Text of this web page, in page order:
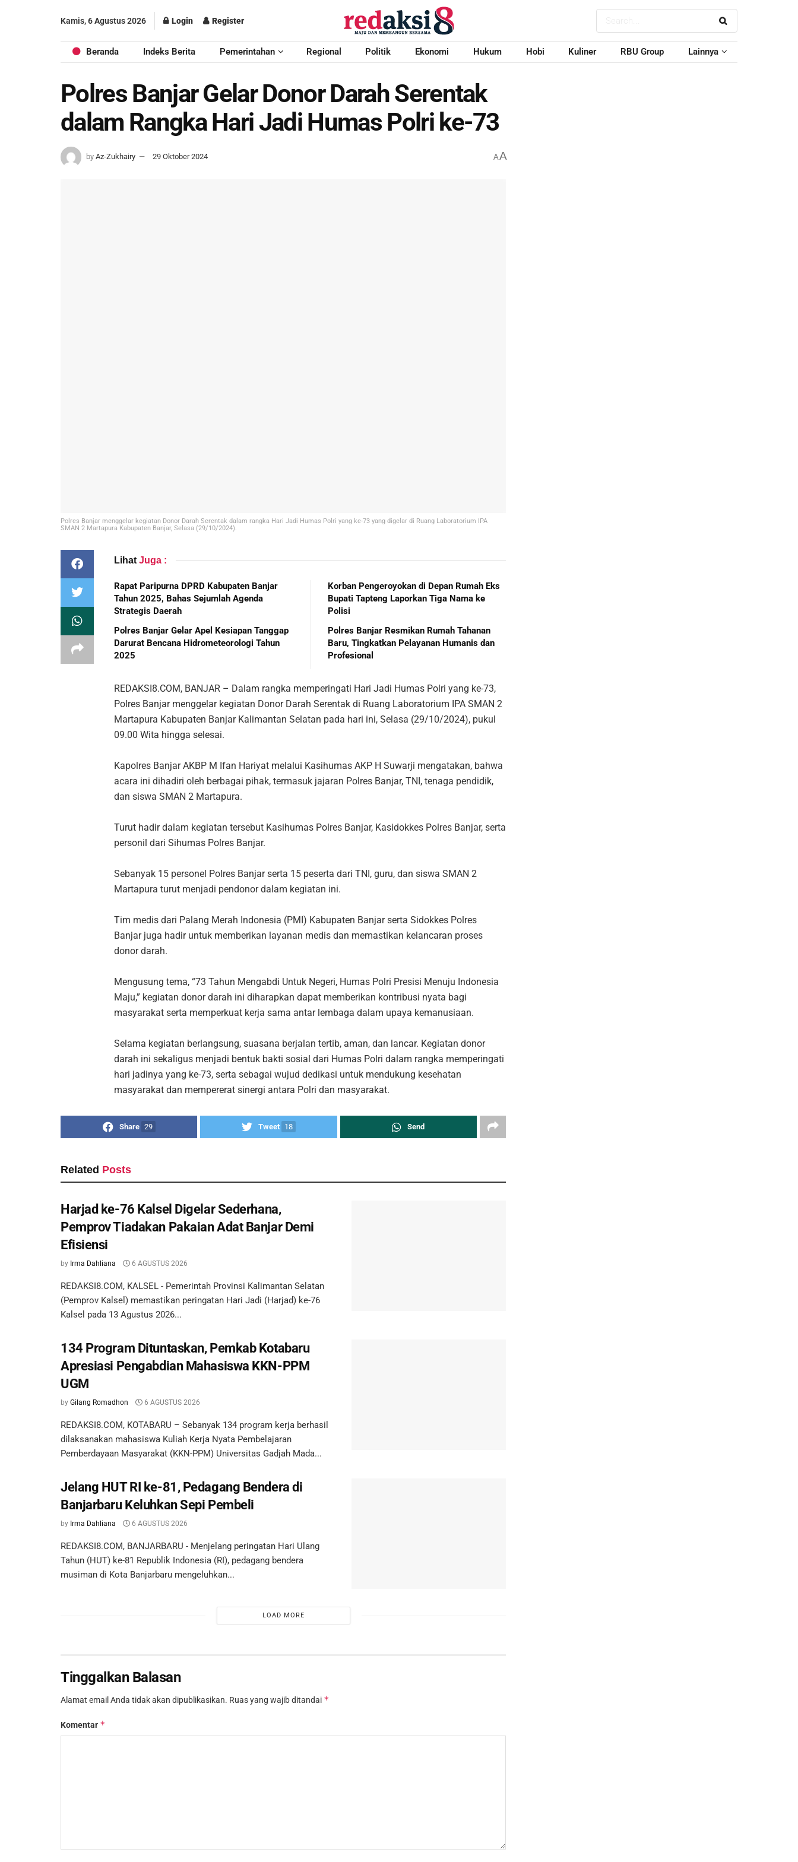
Kamis, 6 Agustus 2026 Login Register
Beranda Indeks Berita Pemerintahan Regional Politik Ekonomi Hukum Hobi Kuliner RBU Group Lainnya
Polres Banjar Gelar Donor Darah Serentak
dalam Rangka Hari Jadi Humas Polri ke-73
by Az-Zukhairy 29 Oktober 2024 AA
Polres Banjar menggelar kegiatan Donor Darah Serentak dalam rangka Hari Jadi Humas Polri yang ke-73 yang digelar di Ruang Laboratorium IPA
SMAN 2 Martapura Kabupaten Banjar, Selasa (29/10/2024).
Lihat Juga :
Rapat Paripurna DPRD Kabupaten Banjar
Tahun 2025, Bahas Sejumlah Agenda
Strategis Daerah
Polres Banjar Gelar Apel Kesiapan Tanggap
Darurat Bencana Hidrometeorologi Tahun
2025
Korban Pengeroyokan di Depan Rumah Eks
Bupati Tapteng Laporkan Tiga Nama ke
Polisi
Polres Banjar Resmikan Rumah Tahanan
Baru, Tingkatkan Pelayanan Humanis dan
Profesional
REDAKSI8.COM, BANJAR – Dalam rangka memperingati Hari Jadi Humas Polri yang ke-73,
Polres Banjar menggelar kegiatan Donor Darah Serentak di Ruang Laboratorium IPA SMAN 2
Martapura Kabupaten Banjar Kalimantan Selatan pada hari ini, Selasa (29/10/2024), pukul
09.00 Wita hingga selesai.
Kapolres Banjar AKBP M Ifan Hariyat melalui Kasihumas AKP H Suwarji mengatakan, bahwa
acara ini dihadiri oleh berbagai pihak, termasuk jajaran Polres Banjar, TNI, tenaga pendidik,
dan siswa SMAN 2 Martapura.
Turut hadir dalam kegiatan tersebut Kasihumas Polres Banjar, Kasidokkes Polres Banjar, serta
personil dari Sihumas Polres Banjar.
Sebanyak 15 personel Polres Banjar serta 15 peserta dari TNI, guru, dan siswa SMAN 2
Martapura turut menjadi pendonor dalam kegiatan ini.
Tim medis dari Palang Merah Indonesia (PMI) Kabupaten Banjar serta Sidokkes Polres
Banjar juga hadir untuk memberikan layanan medis dan memastikan kelancaran proses
donor darah.
Mengusung tema, “73 Tahun Mengabdi Untuk Negeri, Humas Polri Presisi Menuju Indonesia
Maju,” kegiatan donor darah ini diharapkan dapat memberikan kontribusi nyata bagi
masyarakat serta memperkuat kerja sama antar lembaga dalam upaya kemanusiaan.
Selama kegiatan berlangsung, suasana berjalan tertib, aman, dan lancar. Kegiatan donor
darah ini sekaligus menjadi bentuk bakti sosial dari Humas Polri dalam rangka memperingati
hari jadinya yang ke-73, serta sebagai wujud dedikasi untuk mendukung kesehatan
masyarakat dan mempererat sinergi antara Polri dan masyarakat.
Share 29 Tweet 18 Send
Related Posts
Harjad ke-76 Kalsel Digelar Sederhana,
Pemprov Tiadakan Pakaian Adat Banjar Demi
Efisiensi
by Irma Dahliana 6 AGUSTUS 2026
REDAKSI8.COM, KALSEL - Pemerintah Provinsi Kalimantan Selatan
(Pemprov Kalsel) memastikan peringatan Hari Jadi (Harjad) ke-76
Kalsel pada 13 Agustus 2026...
134 Program Dituntaskan, Pemkab Kotabaru
Apresiasi Pengabdian Mahasiswa KKN-PPM
UGM
by Gilang Romadhon 6 AGUSTUS 2026
REDAKSI8.COM, KOTABARU – Sebanyak 134 program kerja berhasil
dilaksanakan mahasiswa Kuliah Kerja Nyata Pembelajaran
Pemberdayaan Masyarakat (KKN-PPM) Universitas Gadjah Mada...
Jelang HUT RI ke-81, Pedagang Bendera di
Banjarbaru Keluhkan Sepi Pembeli
by Irma Dahliana 6 AGUSTUS 2026
REDAKSI8.COM, BANJARBARU - Menjelang peringatan Hari Ulang
Tahun (HUT) ke-81 Republik Indonesia (RI), pedagang bendera
musiman di Kota Banjarbaru mengeluhkan...
LOAD MORE
Tinggalkan Balasan
Alamat email Anda tidak akan dipublikasikan. Ruas yang wajib ditandai *
Komentar *